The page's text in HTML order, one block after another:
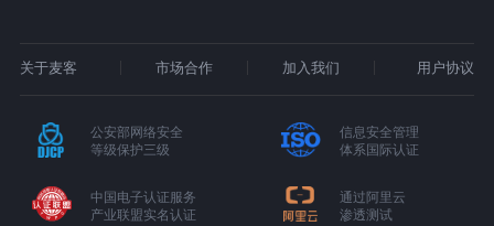
关于麦客 市场合作 加入我们 用户协议
公安部网络安全
等级保护三级
信息安全管理
体系国际认证
中国电子认证服务
产业联盟实名认证
通过阿里云
渗透测试